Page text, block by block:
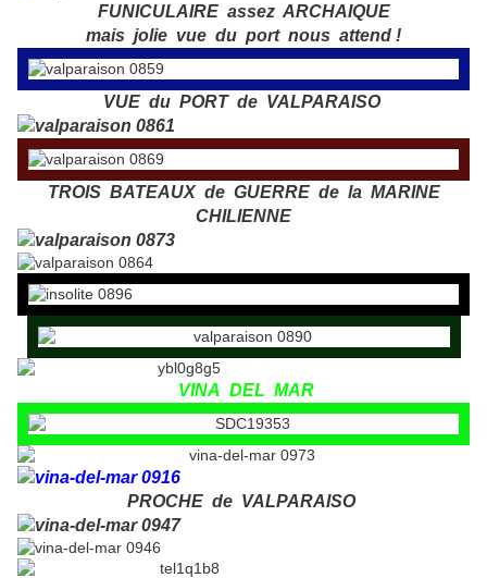
FUNICULAIRE assez ARCHAIQUE
mais jolie vue du port nous attend !
VUE du PORT de VALPARAISO
TROIS BATEAUX de GUERRE de la MARINE
CHILIENNE
VINA DEL MAR
PROCHE de VALPARAISO